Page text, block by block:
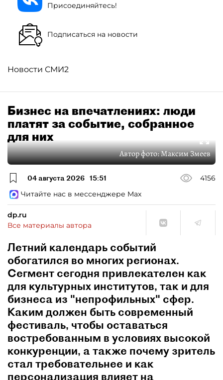
Присоединяйтесь!
Подписаться на новости
Новости СМИ2
Бизнес на впечатлениях: люди
платят за событие, собранное
для них
Автор фото:Максим Змеев
04 августа 2026 15:51
4156
Читайте нас в мессенджере Max
dp.ru
Все материалы автора
Летний календарь событий
обогатился во многих регионах.
Сегмент сегодня привлекателен как
для культурных институтов, так и для
бизнеса из "непрофильных" сфер.
Каким должен быть современный
фестиваль, чтобы оставаться
востребованным в условиях высокой
конкуренции, а также почему зритель
стал требовательнее и как
персонализация влияет на